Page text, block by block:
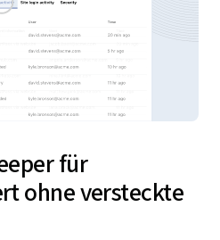
für
ohne versteckte